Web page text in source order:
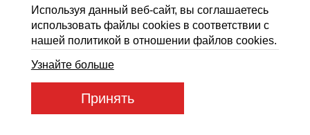
изготовлению электрических котлов и ТЭНов
работают для вас! В нашей работе мы использ
уем исключительно лучшее оборудование. При
создании наших товаров мастера применяют
товар "Tenko" характеризуется высочайшим
качеством, которое соответствует европейскому
Используя данный веб-сайт, вы соглашаетесь
использовать файлы cookies в соответствии с
нашей политикой в отношении файлов cookies.
Узнайте больше
Принять